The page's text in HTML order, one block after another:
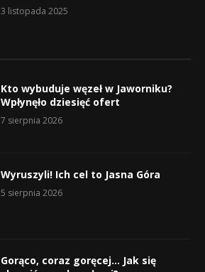
3 listopada 2025
Kto wybuduje węzeł w Jaworniku?
Wpłynęło dziesięć ofert
7 sierpnia 2026
Wyruszyli! Ich cel to Jasna Góra
5 sierpnia 2026
Gorąco, coraz goręcej… Jak się